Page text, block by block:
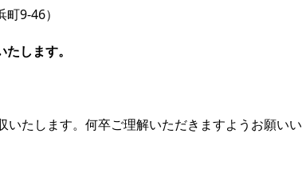
9-46）
します。
たします。何卒ご理解いただきますようお願い